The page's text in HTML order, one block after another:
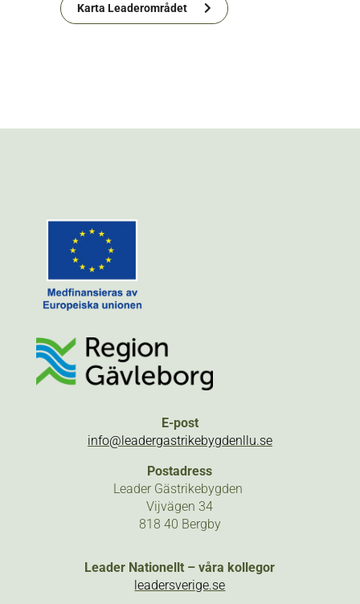
Karta Leaderområdet
E-post
info@leadergastrikebygdenllu.se
Postadress
Leader Gästrikebygden
Vijvägen 34
818 40 Bergby
Leader Nationellt – våra kollegor
leadersverige.se